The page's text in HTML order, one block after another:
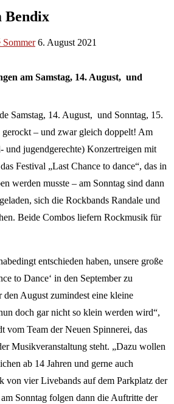
Bendix
Sommer 6. August 2021
am Samstag, 14. August, und
Samstag, 14. August, und Sonntag, 15.
– und zwar gleich doppelt! Am
und jugendgerechte) Konzertreigen mit
Festival „Last Chance to dance“, das in
werden musste – am Sonntag sind dann
sich die Rockbands Randale und
Beide Combos liefern Rockmusik für
entschieden haben, unsere große
to Dance‘ in den September zu
August zumindest eine kleine
doch gar nicht so klein werden wird“,
vom Team der Neuen Spinnerei, das
Musikveranstaltung steht. „Dazu wollen
ab 14 Jahren und gerne auch
von vier Livebands auf dem Parkplatz der
Sonntag folgen dann die Auftritte der